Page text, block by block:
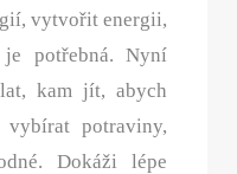
vytvořit energii,
potřebná. Nyní
kam jít, abych
potraviny,
Dokáži lépe